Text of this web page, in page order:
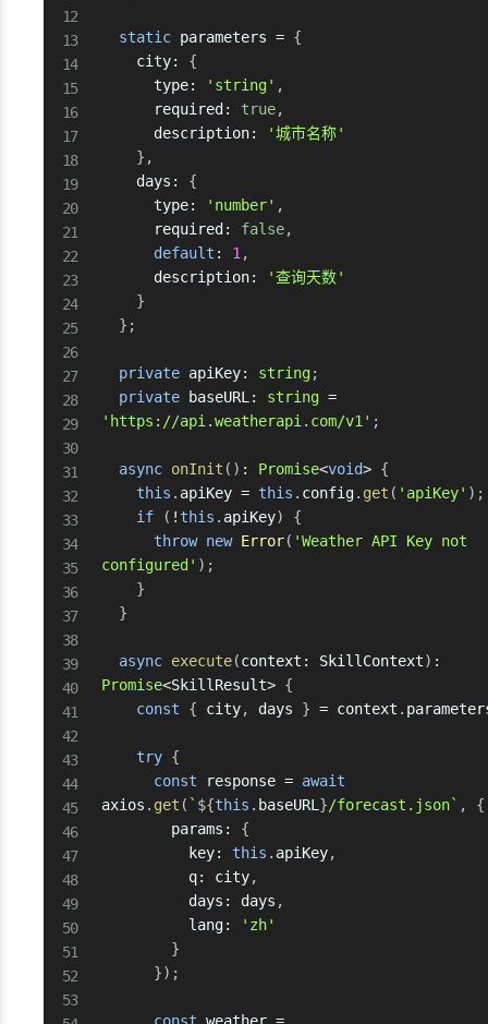
static parameters = {
    city
:
{
      type
: 'string' ,
      required
: true,
      description
:
'城市名称'
} ,
    days
:
{
      type
: 'number' ,
      required
: false,
default : 1,
      description
:
'查询天数'
}
} ;
private apiKey: string;
private baseURL: string =
'https://api.weatherapi.com/v1' ;
async onInit ( ) : Promise<void> {
this . apiKey = this . config. get ( 'apiKey' ) ;
if
( !this . apiKey)
{
throw new Error( 'Weather API Key not
configured' ) ;
}
}
async execute(context : SkillContext) :
Promise<SkillResult> {
const
{ city, days } = context .
try {
const response = await
axios . get ( ` ${this . baseURL}/forecast.json` ,
{
        params
:
{
          key
: this . apiKey,
          q
: city,
          days
: days ,
          lang
:
'zh'
}
}) ;